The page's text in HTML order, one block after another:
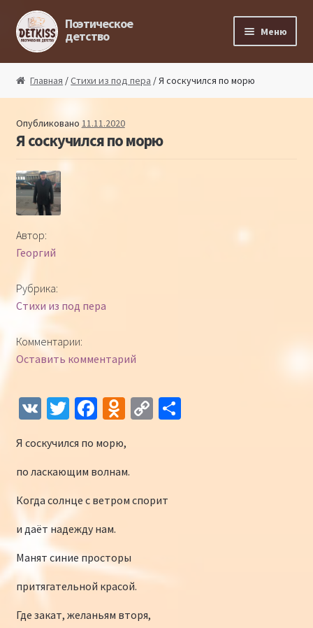
Перейти к навигации
Перейти к содержимому
Поэтическое
детство Меню
Поэтический ликбез
Поэтический блог
Детская философия
Интернет-конкурс чтецов «Созвучие 2018»
Наши участники и победители
Наши участники 2017
Страничка победителей 2017
Главная /Стихи из под пера / Я соскучился по морю
Опубликовано 11.11.2020
Я соскучился по морю
Автор:
Георгий
Рубрика:
Стихи из под пера
Комментарии:
Оставить комментарий
V T
tt
er
Fa
b
o
o
k
O
n
o
kl
iki
C
Li
О
Я соскучился по морю,
по ласкающим волнам.
Когда солнце с ветром спорит
и даёт надежду нам.
Манят синие просторы
притягательной красой.
Где закат, желаньям вторя,